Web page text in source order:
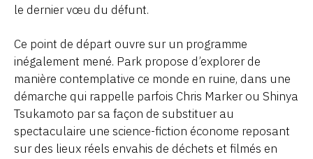
le dernier vœu du défunt.
Ce point de départ ouvre sur un programme
inégalement mené. Park propose d’explorer de
manière contemplative ce monde en ruine, dans une
démarche qui rappelle parfois Chris Marker ou Shinya
Tsukamoto par sa façon de substituer au
spectaculaire une science-fiction économe reposant
sur des lieux réels envahis de déchets et filmés en